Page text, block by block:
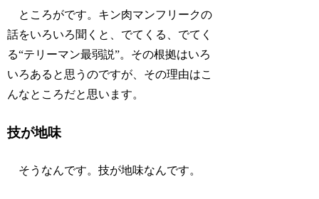
ところがです。キン肉マンフリークの
話をいろいろ聞くと、でてくる、でてく
る“テリーマン最弱説”。その根拠はいろ
いろあると思うのですが、その理由はこ
んなところだと思います。
技が地味
そうなんです。技が地味なんです。